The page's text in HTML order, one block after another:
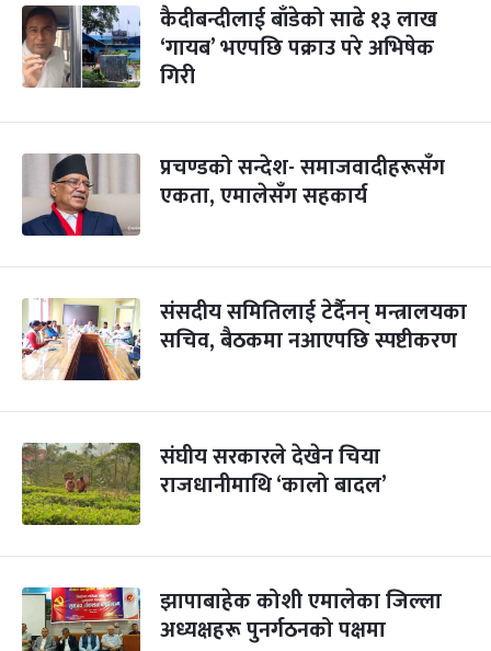
कैदीबन्दीलाई बाँडेको साढे १३ लाख
‘गायब’ भएपछि पक्राउ परे अभिषेक
गिरी
प्रचण्डको सन्देश- समाजवादीहरूसँग
एकता, एमालेसँग सहकार्य
संसदीय समितिलाई टेर्दैनन् मन्त्रालयका
सचिव, बैठकमा नआएपछि स्पष्टीकरण
संघीय सरकारले देखेन चिया
राजधानीमाथि ‘कालो बादल’
झापाबाहेक कोशी एमालेका जिल्ला
अध्यक्षहरू पुनर्गठनको पक्षमा